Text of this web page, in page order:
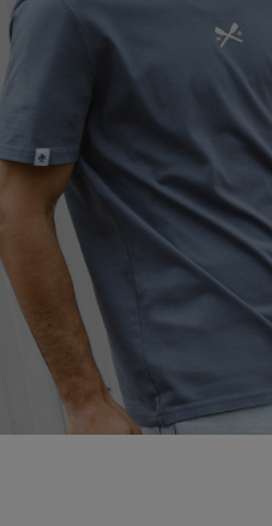
Bidasoa Atletiko Taldea -
B.A.T.
SD Lengokoak
Hernani Gimnasia Kirol Kluba